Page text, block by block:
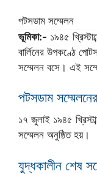
পটসডাম সম্মেলন
ভূমিকা:- ১৯৪৫
বার্লিনের উপকণ্ঠে
সম্মেলন বসে। এই
পটসডাম
১৭ জুলাই ১৯৪৫
সম্মেলন অনুষ্ঠিত হয়।
যুদ্ধকালীন শেষ